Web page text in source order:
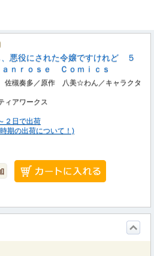
、悪役にされた令嬢ですけれど ５
ａｎｒｏｓｅ Ｃｏｍｉｃｓ
佐槻奏多／原作 八美☆わん／キャラクタ
ィアワークス
２日で出荷
期の出荷について！)